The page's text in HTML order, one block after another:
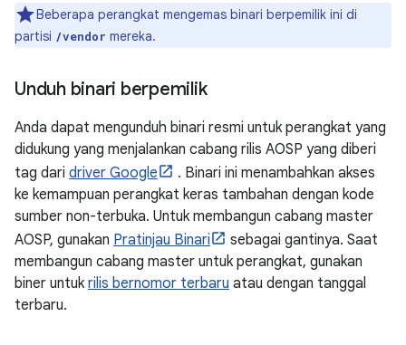
Beberapa perangkat mengemas binari berpemilik ini di
partisi /vendor mereka.
Unduh binari berpemilik
Anda dapat mengunduh binari resmi untuk perangkat yang
didukung yang menjalankan cabang rilis AOSP yang diberi
tag dari driver Google
. Binari ini menambahkan akses
ke kemampuan perangkat keras tambahan dengan kode
sumber non-terbuka. Untuk membangun cabang master
AOSP, gunakan Pratinjau Binari
sebagai gantinya. Saat
membangun cabang master untuk perangkat, gunakan
biner untuk rilis bernomor terbaru atau dengan tanggal
terbaru.